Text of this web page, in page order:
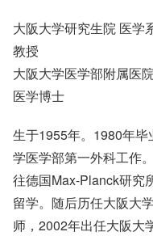
大阪大学研究生院 医学
教授
大阪大学医学部附属医
医学博士
生于1955年。1980年
学医学部第一外科工作
往德国Max-Planck研究
留学。随后历任大阪大
师，2002年出任大阪大